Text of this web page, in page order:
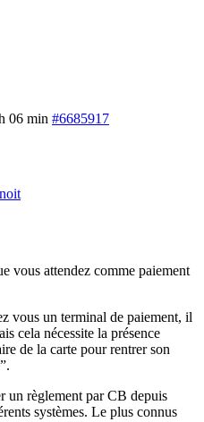
06 min #6685917
vous attendez comme paiement
vous un terminal de paiement, il
cela nécessite la présence
de la carte pour rentrer son
un règlement par CB depuis
systèmes. Le plus connus